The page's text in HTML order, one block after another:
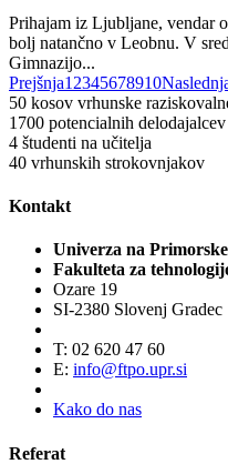
Prihajam iz Ljubljane, vendar
bolj natančno v Leobnu. V
Gimnazijo...
Prejšnja1 2345678910
50 kosov vrhunske
1700 potencialnih delodajalcev
4 študenti na učitelja
40 vrhunskih strokovnjakov
Kontakt
Univerza na
Fakulteta za
Ozare 19
SI-2380 Slovenj Gradec
T: 02 620 47 60
E: info@ftpo.upr.si
Kako do nas
Referat